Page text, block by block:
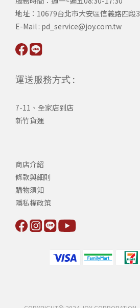
地址：10679台北市大安區信義路四段
​E-Mail : pd_service@joy.com.tw
運送服務方式 :
7-11、全家店到店
新竹貨運
商店介紹
條款與細則
購物須知
隱私權政策